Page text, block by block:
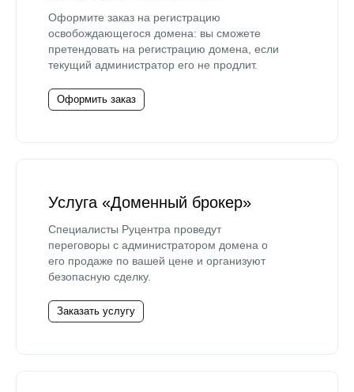
Оформите заказ на регистрацию
освобождающегося домена: вы сможете
претендовать на регистрацию домена, если
текущий администратор его не продлит.
Оформить заказ
Услуга «Доменный брокер»
Специалисты Руцентра проведут
переговоры с администратором домена о
его продаже по вашей цене и организуют
безопасную сделку.
Заказать услугу